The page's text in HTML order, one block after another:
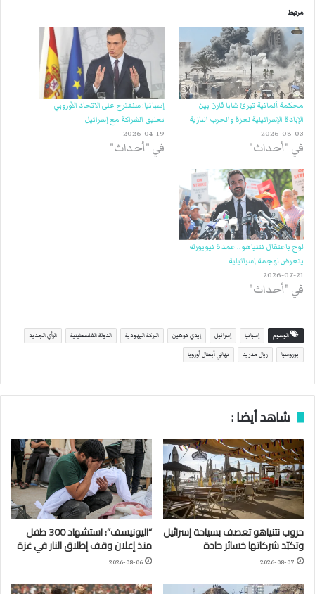
مرتبط
محكمة ألمانية تبرئ شابا قارن بين
الإبادة الإسرائيلية لغزة والحرب النازية
2026-08-03
في "أحداث"
إسبانيا: سنقترح على الاتحاد الأوروبي
تعليق الشراكة مع إسرائيل
2026-04-19
في "أحداث"
لوح باعتقال نتنياهو.. عمدة نيويورك
يتعرض لهجمة إسرائيلية
2026-07-21
في "أحداث"
الوسوم إسبانيا إسرائيل إيدي كوهين البركة اليهودية الدولة الفلسطينية الرأي الجديد
بوروسيا ريال مدريد نهائي أبطال أوروبا
شاهد أيضا :
حروب نتنياهو تعصف بسياحة إسرائيل
وتكبّد شركاتها خسائر حادة
2026-08-07
“اليونيسف”: استشهاد 300 طفل
منذ إعلان وقف إطلاق النار في غزة
2026-08-06